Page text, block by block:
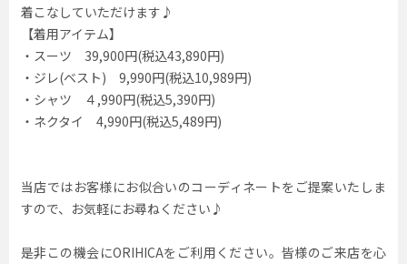
着こなしていただけます♪
【着用アイテム】
・スーツ 39,900円(税込43,890円)
・ジレ(ベスト) 9,990円(税込10,989円)
・シャツ ４,990円(税込5,390円)
・ネクタイ 4,990円(税込5,489円)
当店ではお客様にお似合いのコーディネートをご提案いたしま
すので、お気軽にお尋ねください♪
是非この機会にORIHICAをご利用ください。皆様のご来店を心